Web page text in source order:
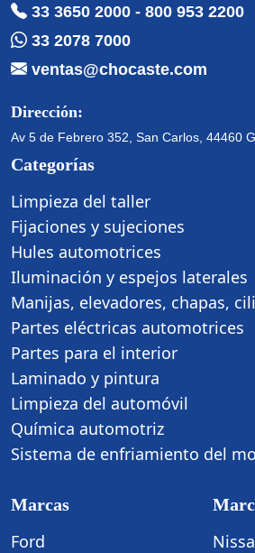
33 3650 2000 - 800 953 2200
33 2078 7000
ventas@chocaste.com
Dirección:
Av 5 de Febrero 352, San Carlos, 44460
Categorías
Limpieza del taller
Fijaciones y sujeciones
Hules automotrices
Iluminación y espejos laterales
Manijas, elevadores, chapas,
Partes eléctricas automotrices
Partes para el interior
Laminado y pintura
Limpieza del automóvil
Química automotriz
Sistema de enfriamiento del
Marcas
Ford